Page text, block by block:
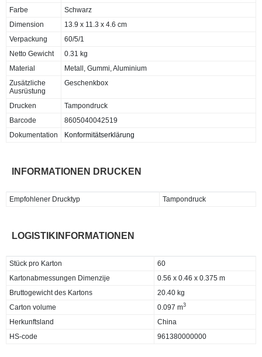
Farbe
Schwarz
Dimension
13.9 x 11.3 x 4.6 cm
Verpackung
60/5/1
Netto Gewicht
0.31 kg
Material
Metall, Gummi, Aluminium
Zusätzliche
Ausrüstung
Geschenkbox
Drucken
Tampondruck
Barcode
8605040042519
Dokumentation
Konformitätserklärung
INFORMATIONEN DRUCKEN
Empfohlener Drucktyp Tampondruck
LOGISTIKINFORMATIONEN
Stück pro Karton
60
Kartonabmessungen Dimenzije
0.56 x 0.46 x 0.375 m
Bruttogewicht des Kartons
20.40 kg
Carton volume
0.097 m3
Herkunftsland
China
HS-code
961380000000